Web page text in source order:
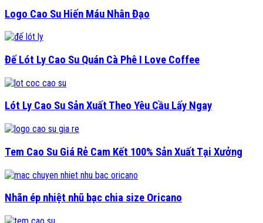
Logo Cao Su Hiến Máu Nhân Đạo
Đế Lót Ly Cao Su Quán Cà Phê I Love Coffee
Lót Ly Cao Su Sản Xuất Theo Yêu Cầu Lấy Ngay
Tem Cao Su Giá Rẻ Cam Kết 100% Sản Xuất Tại Xưởng
Nhãn ép nhiệt nhũ bạc chia size Oricano